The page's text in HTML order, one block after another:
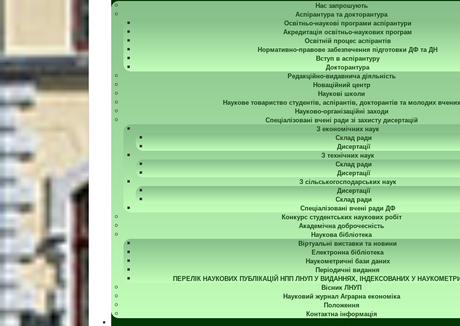
Нас запрошують
Аспірантура та докторантура
Освітньо-наукові програми аспірантури
Акредитація освітньо-наукових програм
Освітній процес аспірантів
Нормативно-правове забезпечення підготовки ДФ та ДН
Вступ в аспірантуру
Докторантура
Редакційно-видавнича діяльність
Новаційний центр
Наукові школи
Наукове товариство студентів, аспірантів, докторантів та молодих вчених
Науково-організаційні заходи
Спеціалізовані вчені ради зі захисту дисертацій
З економічних наук
Склад ради
Дисертації
З технічних наук
Склад ради
Дисертації
З сільськогосподарських наук
Дисертації
Склад ради
Спеціалізовані вчені ради ДФ
Конкурс студентських наукових робіт
Академічна доброчесність
Наукова бібліотека
Віртуальні виставки та новини
Електронна бібліотека
Наукометричні бази даних
Періодичні видання
ПЕРЕЛІК НАУКОВИХ ПУБЛІКАЦІЙ НПП ЛНУП У ВИДАННЯХ, ІНДЕКСОВАНИХ У
Вісник ЛНУП
Науковий журнал Аграрна економіка
Положення
Контактна інформація